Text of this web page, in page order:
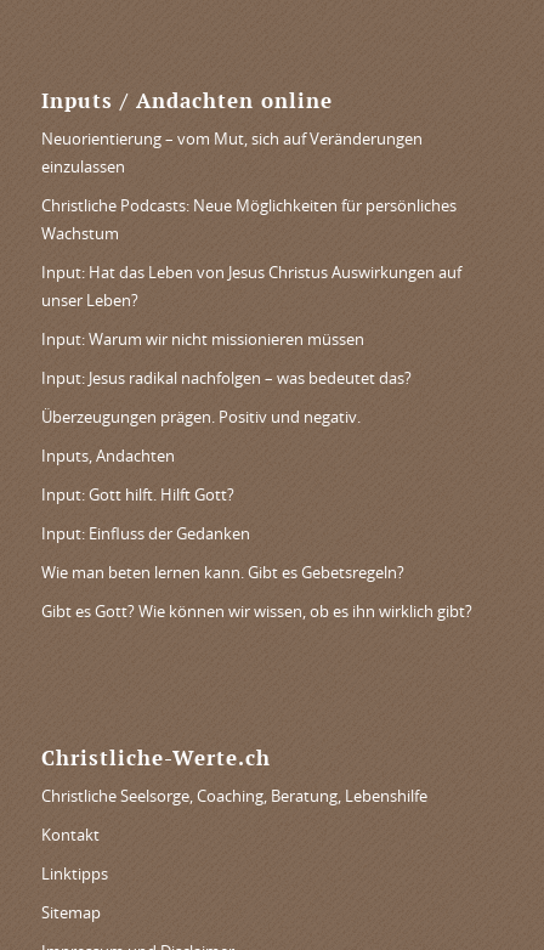
Inputs / Andachten online
Neuorientierung – vom Mut, sich auf Veränderungen
einzulassen
Christliche Podcasts: Neue Möglichkeiten für persönliches
Wachstum
Input: Hat das Leben von Jesus Christus Auswirkungen auf
unser Leben?
Input: Warum wir nicht missionieren müssen
Input: Jesus radikal nachfolgen – was bedeutet das?
Überzeugungen prägen. Positiv und negativ.
Inputs, Andachten
Input: Gott hilft. Hilft Gott?
Input: Einfluss der Gedanken
Wie man beten lernen kann. Gibt es Gebetsregeln?
Gibt es Gott? Wie können wir wissen, ob es ihn wirklich gibt?
Christliche-Werte.ch
Christliche Seelsorge, Coaching, Beratung, Lebenshilfe
Kontakt
Linktipps
Sitemap